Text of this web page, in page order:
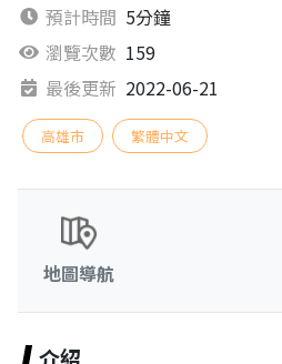
預計時間 5分鐘
瀏覽次數 159
最後更新 2022-06-21
高雄市 繁體中文
地圖導航